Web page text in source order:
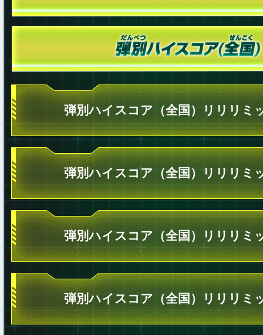
弾別ハイスコア（全国）リリリミ
弾別ハイスコア（全国）リリリミ
弾別ハイスコア（全国）リリリミ
弾別ハイスコア（全国）リリリミ